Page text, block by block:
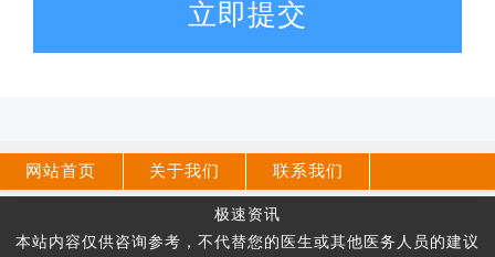
立即提交
网站首页 关于我们 联系我们
极速资讯
本站内容仅供咨询参考，不代替您的医生或其他医务人员的建议